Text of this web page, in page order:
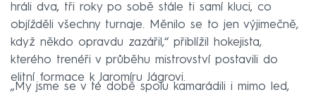
hráli dva, tři roky po sobě stále ti samí kluci, co
objížděli všechny turnaje. Měnilo se to jen výjimečně,
když někdo opravdu zazářil,“ přiblížil hokejista,
kterého trenéři v průběhu mistrovství postavili do
elitní formace k Jaromíru Jágrovi.
„My jsme se v té době spolu kamarádili i mimo led,